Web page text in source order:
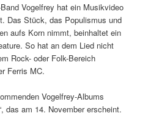
Vogelfrey hat ein Musikvideo
Das Stück, das Populismus und
aufs Korn nimmt, beinhaltet ein
So hat an dem Lied nicht
Rock- oder Folk-Bereich
Ferris MC.
Vogelfrey-Albums
das am 14. November erscheint.